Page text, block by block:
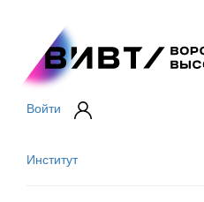
Войти
Институт